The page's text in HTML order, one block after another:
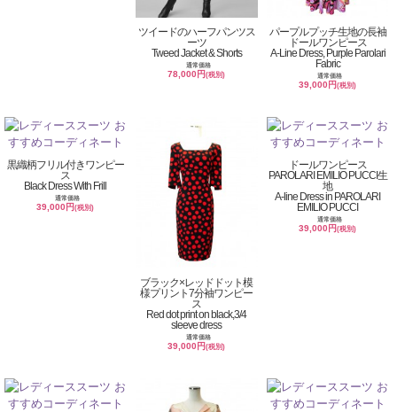
ツイードのハーフパンツス
ーツ
Tweed Jacket & Shorts
通常価格
78,000円(税別)
パープルプッチ生地の長袖
ドールワンピース
A-Line Dress, Purple Parolari
Fabric
通常価格
39,000円(税別)
黒織柄フリル付きワンピー
ス
Black Dress With Frill
通常価格
39,000円(税別)
ブラック×レッドドット模
様プリント7分袖ワンピー
ス
Red dot print on black,3/4
sleeve dress
通常価格
39,000円(税別)
ドールワンピース
PAROLARI EMILIO PUCCI生
地
A-line Dress in PAROLARI
EMILIO PUCCI
通常価格
39,000円(税別)